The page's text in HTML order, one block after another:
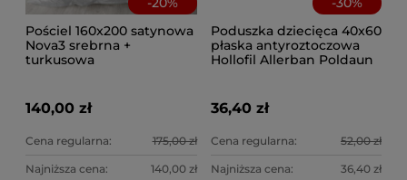
Pościel 160x200 satynowa
Nova3 srebrna +
turkusowa
140,00 zł
Cena regularna: 175,00 zł
Najniższa cena: 140,00 zł
Poduszka dziecięca 40x60
płaska antyroztoczowa
Hollofil Allerban Poldaun
36,40 zł
Cena regularna: 52,00 zł
Najniższa cena: 36,40 zł